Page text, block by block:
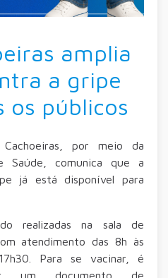
amplia
a gripe
os públicos
por meio da
Saúde, comunica que a
já está disponível para
realizadas na sala de
atendimento das 8h às
Para se vacinar, é
um documento de